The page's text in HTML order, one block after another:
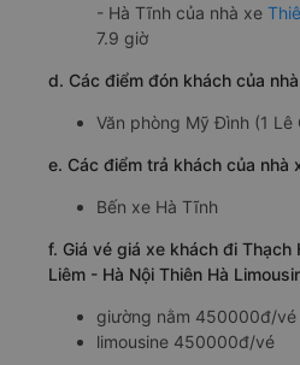
- Hà Tĩnh của nhà xe
7.9 giờ
d. Các điểm đón khách của
Văn phòng Mỹ Đình (1 Lê
e. Các điểm trả khách của nhà
Bến xe Hà Tĩnh
f. Giá vé giá xe khách đi
Liêm - Hà Nội Thiên Hà
giường nằm 450000đ/vé
limousine 450000đ/vé